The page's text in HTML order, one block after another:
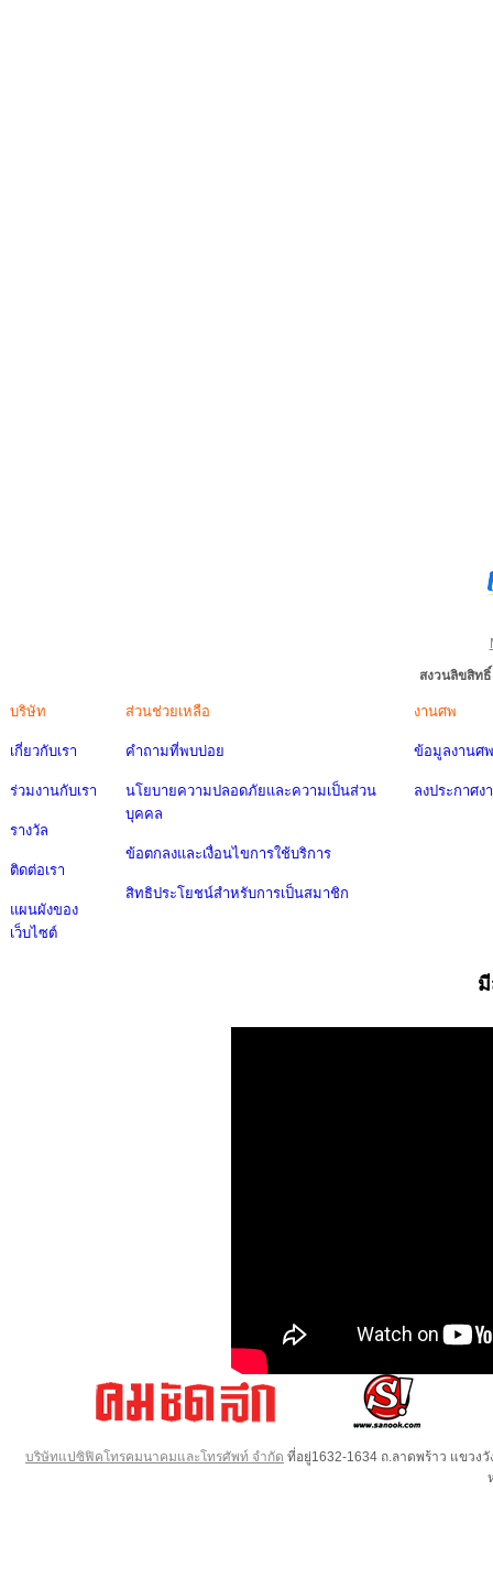
สงวนลิขสิท
บริษัท
เกี่ยวกับเรา
ร่วมงานกับเรา
รางวัล
ติดต่อเรา
แผนผังของ
เว็บไซต์
ส่วนช่วยเหลือ
คำถามที่พบบ่อย
นโยบายความปลอดภัยและความเป็นส่วน
บุคคล
ข้อตกลงและเงื่อนไขการใช้บริการ
สิทธิประโยชน์สำหรับการเป็นสมาชิก
งานศพ
ข้อมูลงานศพ
ลงประกาศง
บริษัทแปซิฟิคโทรคมนาคมและโทรศัพท์ จำกัด ที่อยู่1632-1634 ถ.ลาดพร้าว แขวง